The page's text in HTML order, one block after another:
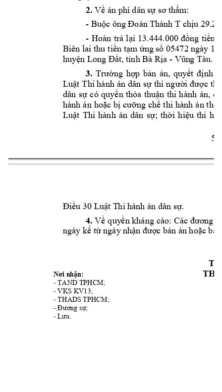
5
2. Về án phí dân sự sơ thẩm:
- Buộc ông Đoàn Thành T chịu 29.2
- Hoàn trả lại 13.444.000 đồng tiền
Biên lai thu tiền tạm ứng số 05472 ngày 17
huyện Long Đất, tỉnh Bà Rịa - Vũng
3. Trường hợp bản án, quyết định
Luật Thi hành án dân sự thì người được thi
dân sự có quyền thỏa thuận thi hành án,
hành án hoặc bị cưỡng chế thi hành án t
Luật Thi hành án dân sự; thời hiệu thi h
Điều 30 Luật Thi hành án dân sự.
4. Về quyền kháng cáo: Các đương
ngày kể từ ngày nhận được bản án hoặc bả
Nơi nhận:
- TAND TPHCM;
- VKS KV13;
- THADS TPHCM;
- Đương sự;
- Lưu.